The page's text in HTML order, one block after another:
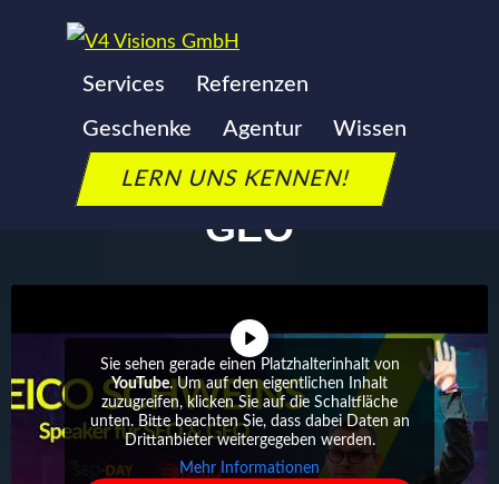
Services
Referenzen
Geschenke
Agentur Wissen
LERN UNS KENNEN!
SPEAKER FÜR SEO &
GEO
Sie sehen gerade einen Platzhalterinhalt von
YouTube. Um auf den eigentlichen Inhalt
zuzugreifen, klicken Sie auf die Schaltfläche
unten. Bitte beachten Sie, dass dabei Daten an
Drittanbieter weitergegeben werden.
Mehr Informationen